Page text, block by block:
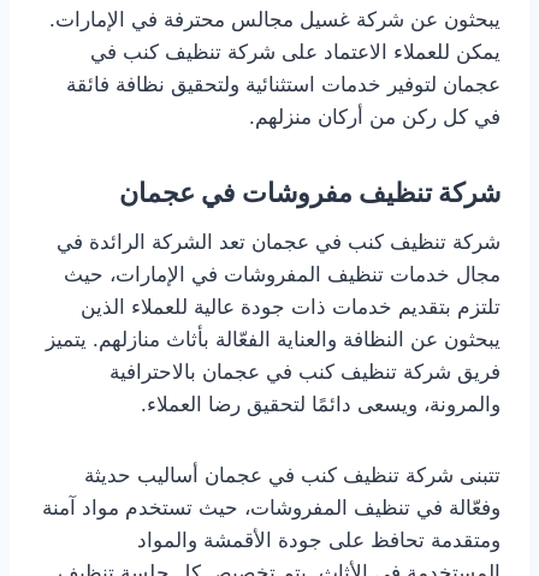
يبحثون عن شركة غسيل مجالس محترفة في الإمارات.
يمكن للعملاء الاعتماد على شركة تنظيف كنب في
عجمان لتوفير خدمات استثنائية ولتحقيق نظافة فائقة
في كل ركن من أركان منزلهم.
شركة تنظيف مفروشات في عجمان
شركة تنظيف كنب في عجمان تعد الشركة الرائدة في
مجال خدمات تنظيف المفروشات في الإمارات، حيث
تلتزم بتقديم خدمات ذات جودة عالية للعملاء الذين
يبحثون عن النظافة والعناية الفعّالة بأثاث منازلهم. يتميز
فريق شركة تنظيف كنب في عجمان بالاحترافية
والمرونة، ويسعى دائمًا لتحقيق رضا العملاء.
تتبنى شركة تنظيف كنب في عجمان أساليب حديثة
وفعّالة في تنظيف المفروشات، حيث تستخدم مواد آمنة
ومتقدمة تحافظ على جودة الأقمشة والمواد